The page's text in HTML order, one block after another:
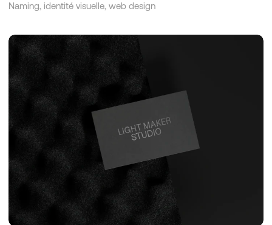
Naming, identité visuelle, web design
Light
Maker